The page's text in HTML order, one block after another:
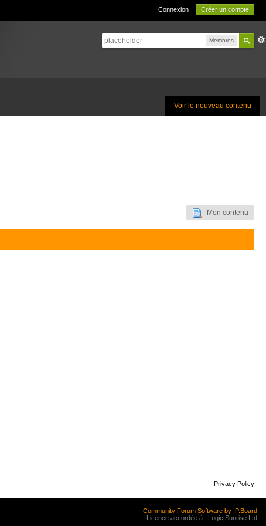
Connexion Créer un compte
Membres
Voir le nouveau contenu
Mon contenu
Privacy Policy
Community Forum Software by IP.Board
Licence accordée à : Logic Sunrise Ltd